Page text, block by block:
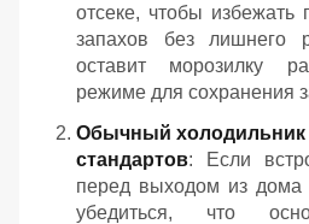
отсеке, чтобы избежать
запахов без лишнего
оставит морозилку
режиме для сохранения
Обычный холодильник
стандартов: Если
перед выходом из дома
убедиться, что